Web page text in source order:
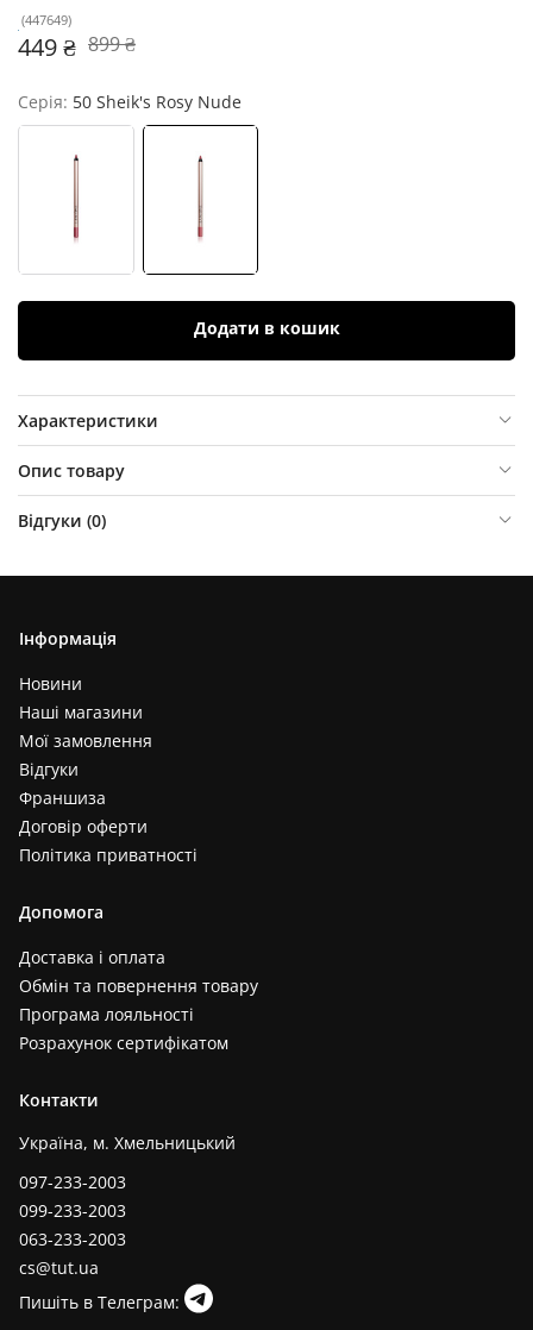
(447649)
449 ₴ 899 ₴
Серія: 50 Sheik's Rosy Nude
Додати в кошик
Характеристики
Опис товару
Відгуки (0)
Інформація
Новини
Наші магазини
Мої замовлення
Відгуки
Франшиза
Договір оферти
Політика приватності
Допомога
Доставка і оплата
Обмін та повернення товару
Програма лояльності
Розрахунок сертифікатом
Контакти
Україна, м. Хмельницький
097-233-2003
099-233-2003
063-233-2003
cs@tut.ua
Пишіть в Телеграм: